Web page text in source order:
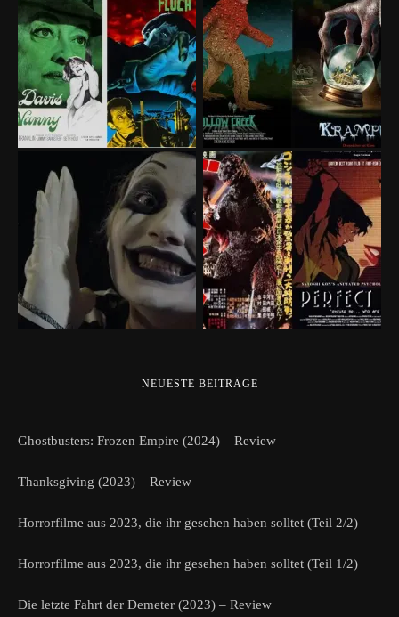
NEUESTE BEITRÄGE
Ghostbusters: Frozen Empire (2024) – Review
Thanksgiving (2023) – Review
Horrorfilme aus 2023, die ihr gesehen haben solltet (Teil 2/2)
Horrorfilme aus 2023, die ihr gesehen haben solltet (Teil 1/2)
Die letzte Fahrt der Demeter (2023) – Review